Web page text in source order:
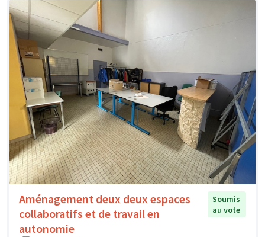
Aménagement deux deux espaces
collaboratifs et de travail en
autonomie
Soumis
au vote